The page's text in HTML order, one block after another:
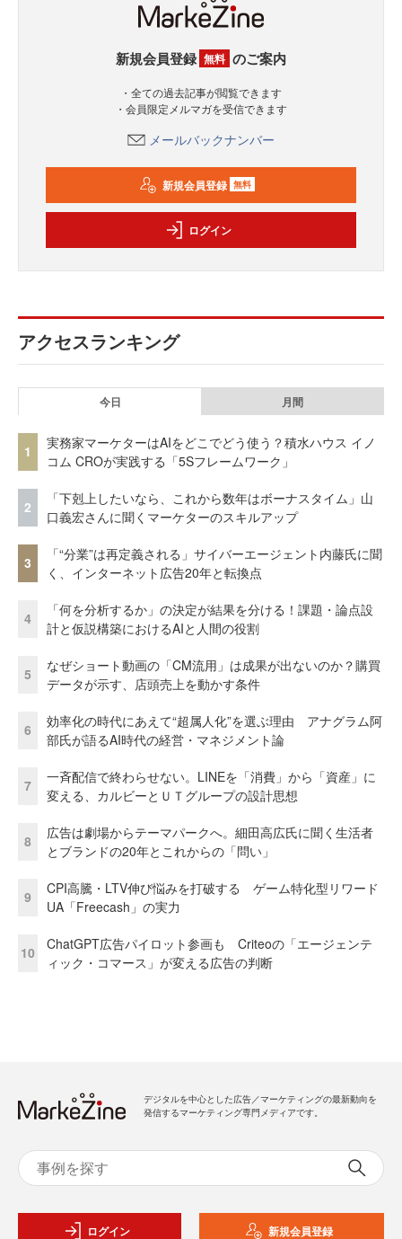
新規会員登録 無料 のご案内
・全ての過去記事が閲覧できます
・会員限定メルマガを受信できます
メールバックナンバー
新規会員登録 無料
ログイン
アクセスランキング
今日 月間
1
実務家マーケターはAIをどこでどう使う？積水ハウス イノ
コム CROが実践する「5Sフレームワーク」
2
「下剋上したいなら、これから数年はボーナスタイム」山
口義宏さんに聞くマーケターのスキルアップ
3
「“分業”は再定義される」サイバーエージェント内藤氏に聞
く、インターネット広告20年と転換点
4
「何を分析するか」の決定が結果を分ける！課題・論点設
計と仮説構築におけるAIと人間の役割
5
なぜショート動画の「CM流用」は成果が出ないのか？購買
データが示す、店頭売上を動かす条件
6
効率化の時代にあえて“超属人化”を選ぶ理由 アナグラム阿
部氏が語るAI時代の経営・マネジメント論
7
一斉配信で終わらせない。LINEを「消費」から「資産」に
変える、カルビーとＵＴグループの設計思想
8
広告は劇場からテーマパークへ。細田高広氏に聞く生活者
とブランドの20年とこれからの「問い」
9
CPI高騰・LTV伸び悩みを打破する ゲーム特化型リワード
UA「Freecash」の実力
10
ChatGPT広告パイロット参画も Criteoの「エージェンテ
ィック・コマース」が変える広告の判断
デジタルを中心とした広告／マーケティングの最新動向を
発信するマーケティング専門メディアです。
ログイン 新規会員登録